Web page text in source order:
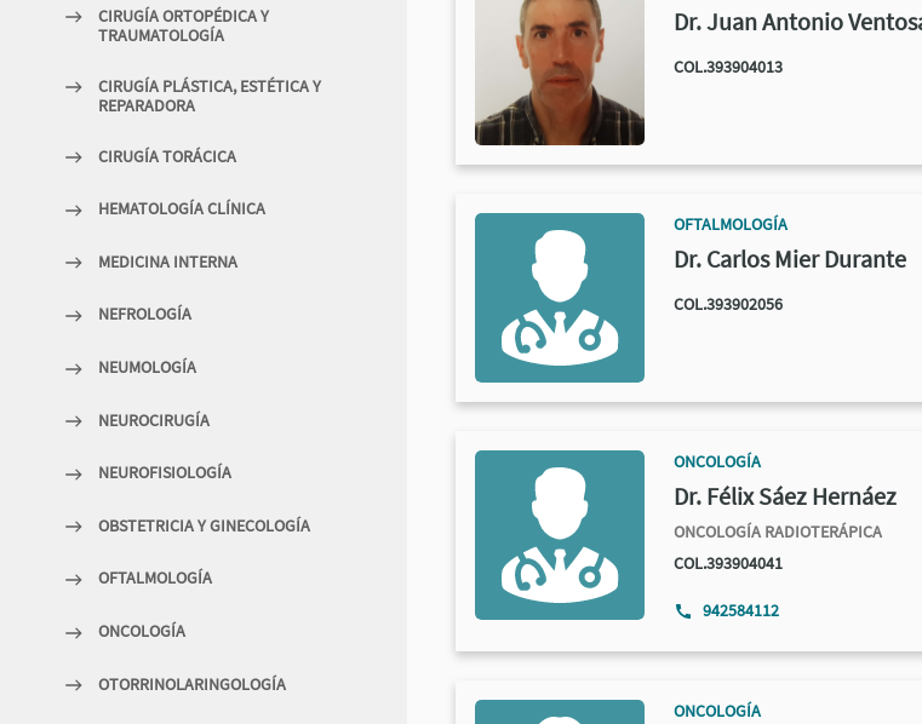
CIRUGÍA ORTOPÉDICA Y
TRAUMATOLOGÍA
CIRUGÍA PLÁSTICA, ESTÉTICA Y
REPARADORA
CIRUGÍA TORÁCICA
HEMATOLOGÍA CLÍNICA
MEDICINA INTERNA
NEFROLOGÍA
NEUMOLOGÍA
NEUROCIRUGÍA
NEUROFISIOLOGÍA
OBSTETRICIA Y GINECOLOGÍA
OFTALMOLOGÍA
ONCOLOGÍA
OTORRINOLARINGOLOGÍA
Dr. Juan Antonio
COL.393904013
OFTALMOLOGÍA
Dr. Carlos Mier Durante
COL.393902056
ONCOLOGÍA
Dr. Félix Sáez Hernáez
ONCOLOGÍA RADIOTERÁPICA
COL.393904041
942584112
ONCOLOGÍA